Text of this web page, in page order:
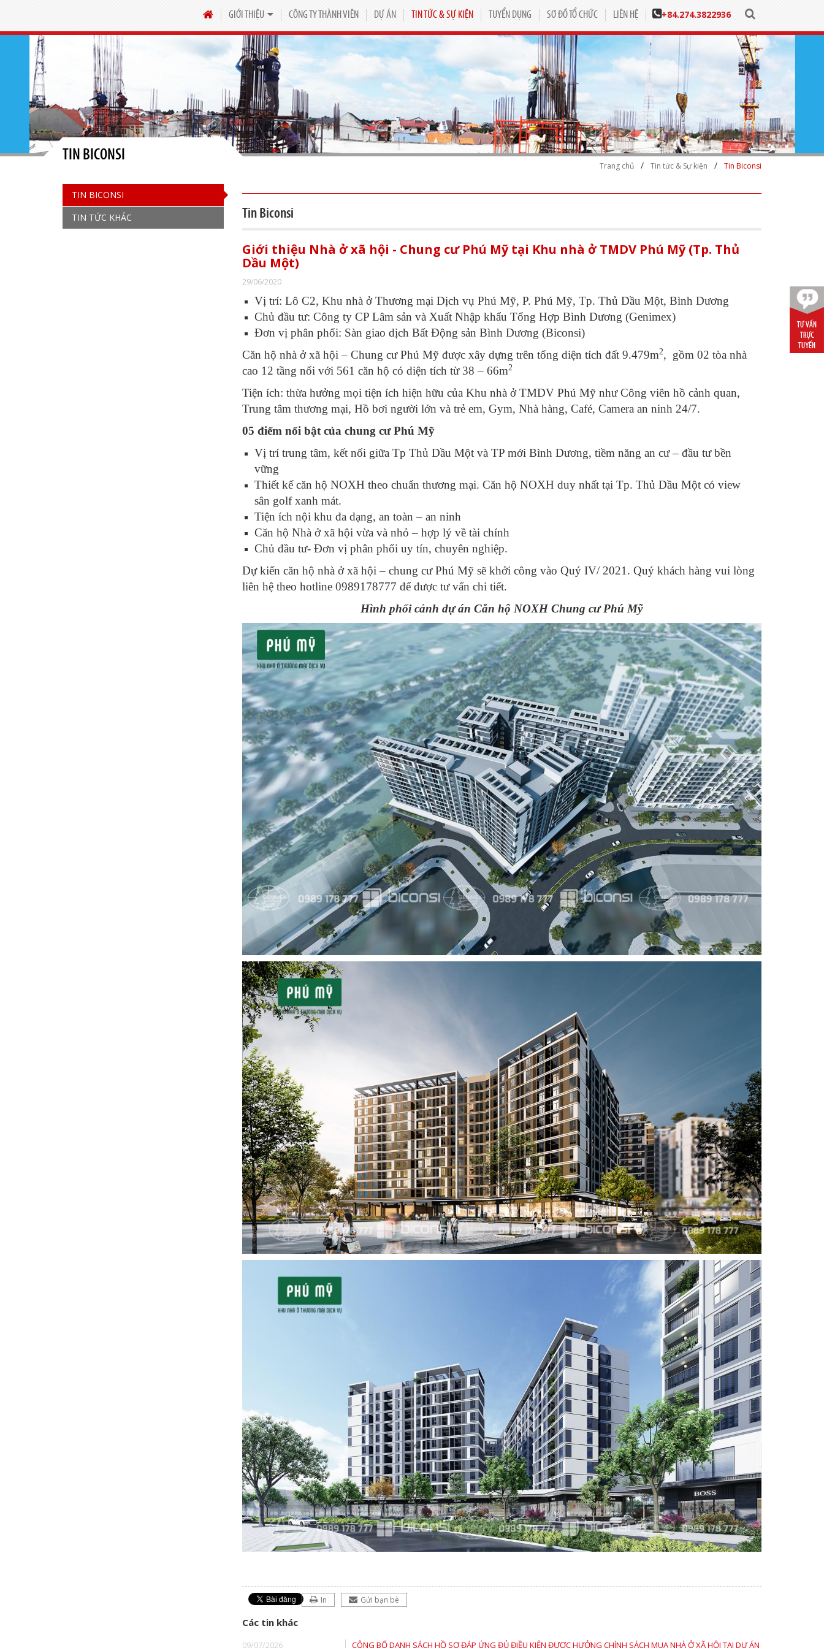
GIỚI THIỆU CÔNG TY THÀNH VIÊN DỰ ÁN TIN TỨC & SỰ KIỆN TUYỂN DỤNG SƠ ĐỒ TỔ CHỨC LIÊN HỆ +84.274.3822936
TIN BICONSI
Trang chủ / Tin tức & Sự kiện / Tin Biconsi
TIN BICONSI
TIN TỨC KHÁC
Tin Biconsi
Giới thiệu Nhà ở xã hội - Chung cư Phú Mỹ tại Khu nhà ở TMDV Phú Mỹ (Tp. Thủ
Dầu Một)
29/06/2020
Vị trí: Lô C2, Khu nhà ở Thương mại Dịch vụ Phú Mỹ, P. Phú Mỹ, Tp. Thủ Dầu Một, Bình Dương
Chủ đầu tư: Công ty CP Lâm sản và Xuất Nhập khẩu Tổng Hợp Bình Dương (Genimex)
Đơn vị phân phối: Sàn giao dịch Bất Động sản Bình Dương (Biconsi)
Căn hộ nhà ở xã hội – Chung cư Phú Mỹ được xây dựng trên tổng diện tích đất 9.479m2, gồm 02 tòa nhà
cao 12 tầng nổi với 561 căn hộ có diện tích từ 38 – 66m2
Tiện ích: thừa hưởng mọi tiện ích hiện hữu của Khu nhà ở TMDV Phú Mỹnhư Công viên hồ cảnh quan,
Trung tâm thương mại, Hồ bơi người lớn và trẻ em, Gym, Nhà hàng, Café, Camera an ninh 24/7.
05 điểm nổi bật của chung cư Phú Mỹ
Vị trí trung tâm, kết nối giữa Tp Thủ Dầu Một và TP mới Bình Dương, tiềm năng an cư – đầu tư bền
vững
Thiết kế căn hộ NOXH theo chuẩn thương mại. Căn hộ NOXH duy nhất tại Tp. Thủ Dầu Một có view
sân golf xanh mát.
Tiện ích nội khu đa dạng, an toàn – an ninh
Căn hộ Nhà ở xã hội vừa và nhỏ – hợp lý về tài chính
Chủ đầu tư- Đơn vị phân phối uy tín, chuyên nghiệp.
Dự kiến căn hộ nhà ở xã hội – chung cư Phú Mỹ sẽ khởi công vào Quý IV/ 2021. Quý khách hàng vui lòng
liên hệ theo hotline 0989178777 để được tư vấn chi tiết.
Hình phối cảnh dự án Căn hộ NOXH Chung cư Phú Mỹ
In Gửi bạn bè
Các tin khác
09/07/2026 CÔNG BỐ DANH SÁCH HỒ SƠ ĐÁP ỨNG ĐỦ ĐIỀU KIỆN ĐƯỢC HƯỞNG CHÍNH SÁCH MUA NHÀ Ở XÃ HỘI TẠI DỰ ÁN